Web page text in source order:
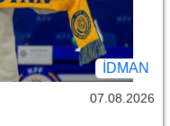
İDMAN
07.08.2026